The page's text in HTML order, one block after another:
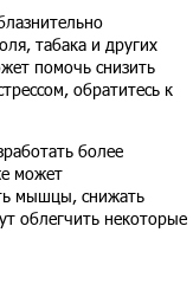
табака и других
помочь снизить
обратитесь к
более
может
мышцы, снижать
облегчить некоторые